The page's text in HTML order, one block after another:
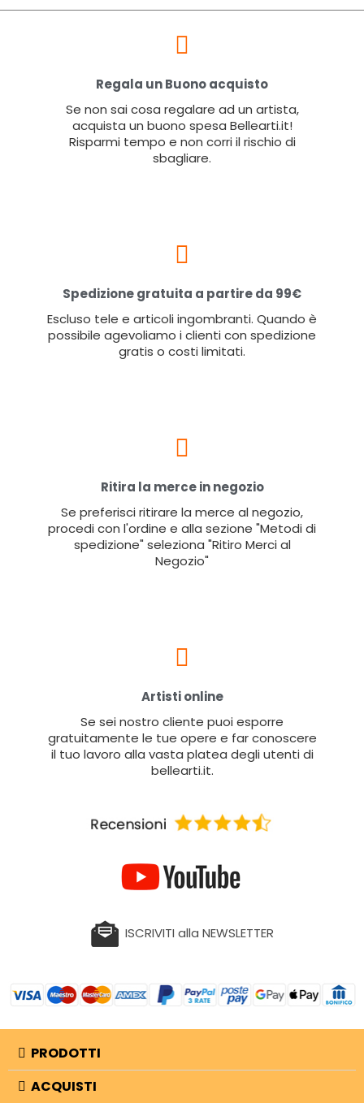
Regala un Buono acquisto
Se non sai cosa regalare ad un artista,
acquista un buono spesa Bellearti.it!
Risparmi tempo e non corri il rischio di
sbagliare.
Spedizione gratuita a partire da 99€
Escluso tele e articoli ingombranti. Quando è
possibile agevoliamo i clienti con spedizione
gratis o costi limitati.
Ritira la merce in negozio
Se preferisci ritirare la merce al negozio,
procedi con l'ordine e alla sezione "Metodi di
spedizione" seleziona "Ritiro Merci al
Negozio"
Artisti online
Se sei nostro cliente puoi esporre
gratuitamente le tue opere e far conoscere
il tuo lavoro alla vasta platea degli utenti di
bellearti.it.
ISCRIVITI alla NEWSLETTER
PRODOTTI
ACQUISTI